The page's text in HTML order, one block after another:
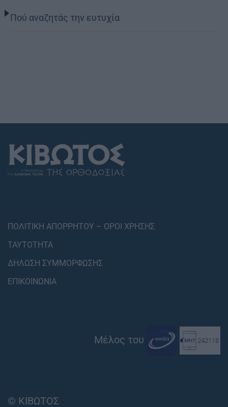
Πού αναζητάς την ευτυχία
ΠΟΛΙΤΙΚΗ ΑΠΟΡΡΗΤΟΥ – ΟΡΟΙ ΧΡΗΣΗΣ
ΤΑΥΤΟΤΗΤΑ
ΔΗΛΩΣΗ ΣΥΜΜΟΡΦΩΣΗΣ
ΕΠΙΚΟΙΝΩΝΙΑ
Μέλος του
© ΚΙΒΩΤΟΣ